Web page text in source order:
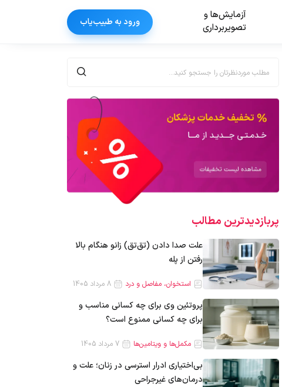
آزمایش‌ها و
تصویربرداری
ورود به طبیب‌یاب
پربازدیدترین‌ مطالب
علت صدا دادن (تق‌تق) زانو هنگام بالا
رفتن از پله
استخوان، مفاصل و درد
پروتئین وی برای چه کسانی مناسب و
برای چه کسانی ممنوع است؟
مکمل‌ها و ویتامین‌ها
بی‌اختیاری ادرار استرسی در زنان؛ علت و
درمان‌های غیرجراحی